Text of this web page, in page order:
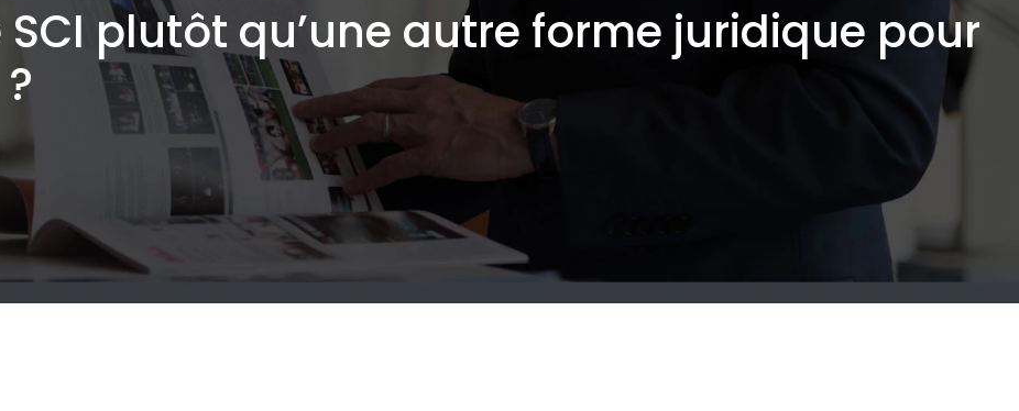
plutôt qu’une autre forme juridique pour